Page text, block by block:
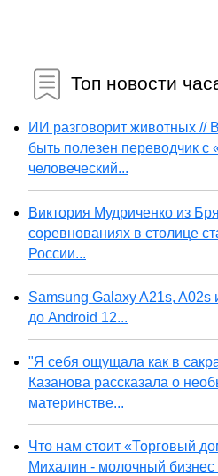
Топ новости
ИИ разговорит животных //
быть полезен переводчик с
человеческий...
Виктория Мудриченко из
соревнованиях в столице
России...
Samsung Galaxy A21s, A02s
до Android 12...
"Я себя ощущала как в
Казанова рассказала о
материнстве...
Что нам стоит «Торговый
Михалин - молочный бизнес